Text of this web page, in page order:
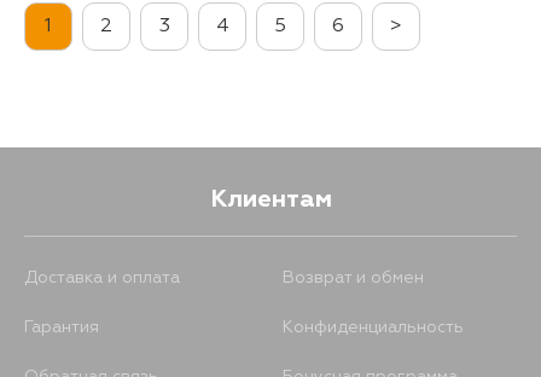
17 августа 1281
1 2 3 4 5 6 >
Клиентам
Доставка и оплата Возврат и обмен
Гарантия Конфиденциальность